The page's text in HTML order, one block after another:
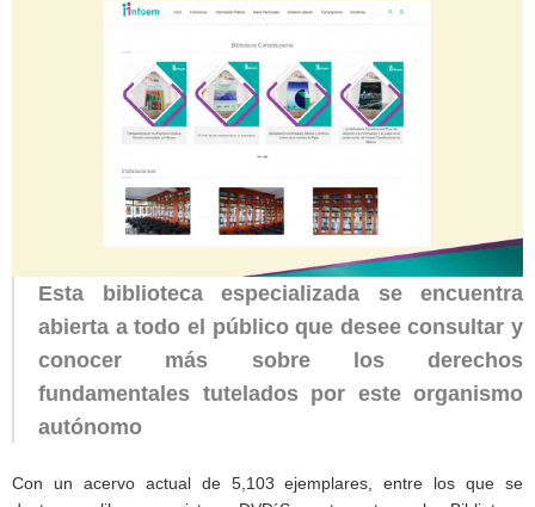
Esta biblioteca especializada se encuentra
abierta a todo el público que desee consultar y
conocer más sobre los derechos
fundamentales tutelados por este organismo
autónomo
Con un acervo actual de 5,103 ejemplares, entre los que se